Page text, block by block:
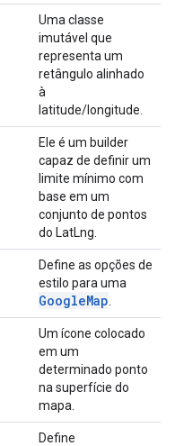
Uma classe
imutável que
representa um
retângulo alinhado
à
latitude/longitude.
Ele é um builder
capaz de definir um
limite mínimo com
base em um
conjunto de pontos
do LatLng.
Define as opções de
estilo para uma
GoogleMap
Um ícone colocado
em um
determinado ponto
na superfície do
mapa.
Define